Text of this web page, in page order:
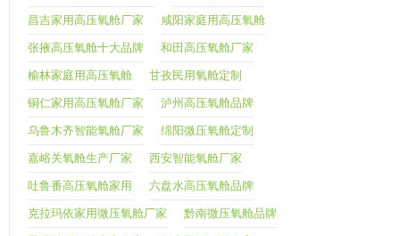
昌吉家用高压氧舱厂家 咸阳家庭用高压氧舱
张掖高压氧舱十大品牌 和田高压氧舱厂家
榆林家庭用高压氧舱 甘孜民用氧舱定制
铜仁家用高压氧舱厂家 泸州高压氧舱品牌
乌鲁木齐智能氧舱厂家 绵阳微压氧舱定制
嘉峪关氧舱生产厂家 西安智能氧舱厂家
吐鲁番高压氧舱家用 六盘水高压氧舱品牌
克拉玛依家用微压氧舱厂家 黔南微压氧舱品牌